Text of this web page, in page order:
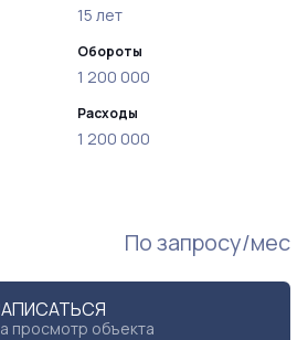
По запросу/мес
просмотр объекта
15 лет
Обороты
1 200 000
Расходы
1 200 000